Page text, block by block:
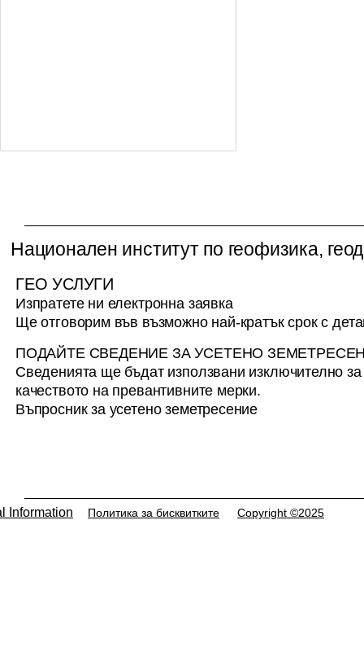
Национален институт по
геофизика, геодезия и
география (НИГГГ-БАН)
търсида назначи 1
ПРИЗНАТ ИЗСЛЕДОВАТЕЛ
(R1)
Национален институт по геофизика,
ГЕО УСЛУГИ
Изпратете ни електронна заявка
Ще отговорим във възможно най-кратък срок с
ПОДАЙТЕ СВЕДЕНИЕ ЗА УСЕТЕНО
Сведенията ще бъдат използвани изключително
качеството на превантивните мерки.
Въпросник за усетено земетресение
Information Copyright ©2025
Политика за бисквитките